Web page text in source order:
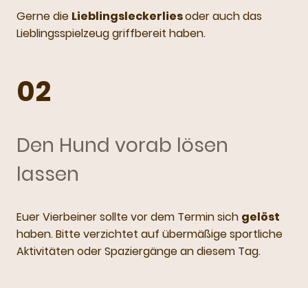
Gerne die Lieblingsleckerliesoder auch das
Lieblingsspielzeug griffbereit haben.
02
Den Hund vorab lösen
lassen
Euer Vierbeiner sollte vor dem Termin sich gelöst
haben. Bitte verzichtet auf übermäßige sportliche
Aktivitäten oder Spaziergänge an diesem Tag.